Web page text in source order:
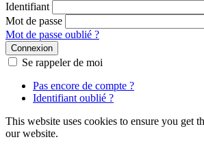
Identifiant
Mot de passe
Mot de passe oublié ?
Connexion
Se rappeler de moi
Pas encore de compte ?
Identifiant oublié ?
This website uses cookies to ensure you get
our website.